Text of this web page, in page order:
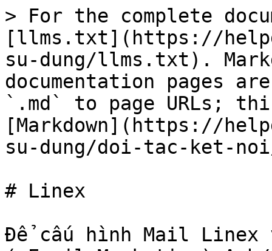
> For the complete
[llms.txt](https://
su-dung/llms.txt).
documentation pages
`.md` to page URLs;
[Markdown](https://
su-dung/doi-tac-ket-
# Linex
Để cấu hình Mail Linex